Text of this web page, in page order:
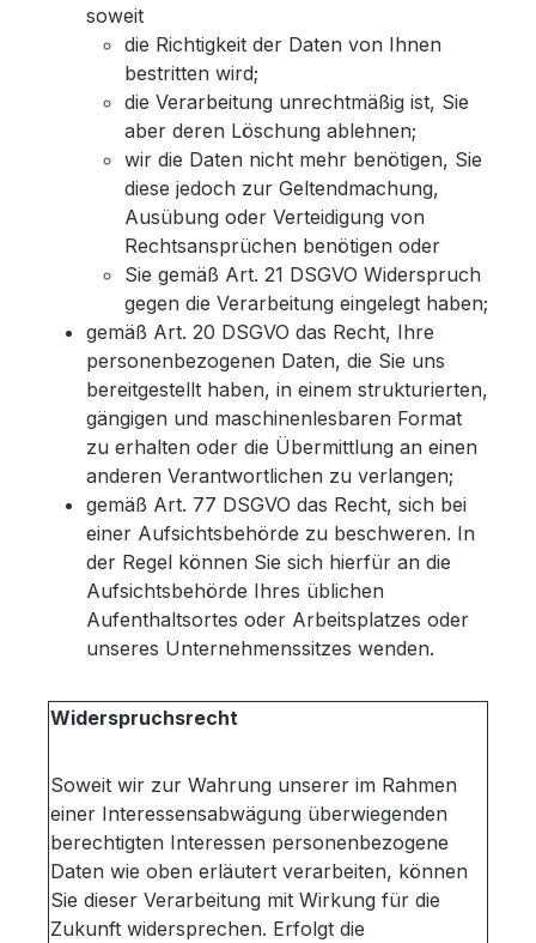
soweit
die Richtigkeit der Daten von Ihnen
bestritten wird;
die Verarbeitung unrechtmäßig ist, Sie
aber deren Löschung ablehnen;
wir die Daten nicht mehr benötigen, Sie
diese jedoch zur Geltendmachung,
Ausübung oder Verteidigung von
Rechtsansprüchen benötigen oder
Sie gemäß Art. 21 DSGVO Widerspruch
gegen die Verarbeitung eingelegt haben;
gemäß Art. 20 DSGVO das Recht, Ihre
personenbezogenen Daten, die Sie uns
bereitgestellt haben, in einem strukturierten,
gängigen und maschinenlesbaren Format
zu erhalten oder die Übermittlung an einen
anderen Verantwortlichen zu verlangen;
gemäß Art. 77 DSGVO das Recht, sich bei
einer Aufsichtsbehörde zu beschweren. In
der Regel können Sie sich hierfür an die
Aufsichtsbehörde Ihres üblichen
Aufenthaltsortes oder Arbeitsplatzes oder
unseres Unternehmenssitzes wenden.
Widerspruchsrecht
Soweit wir zur Wahrung unserer im Rahmen
einer Interessensabwägung überwiegenden
berechtigten Interessen personenbezogene
Daten wie oben erläutert verarbeiten, können
Sie dieser Verarbeitung mit Wirkung für die
Zukunft widersprechen. Erfolgt die